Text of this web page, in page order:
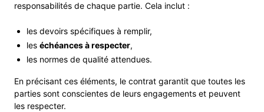
responsabilités de chaque partie. Cela inclut :
les devoirs spécifiques à remplir,
les échéances à respecter,
les normes de qualité attendues.
En précisant ces éléments, le contrat garantit que toutes les
parties sont conscientes de leurs engagements et peuvent
les respecter.